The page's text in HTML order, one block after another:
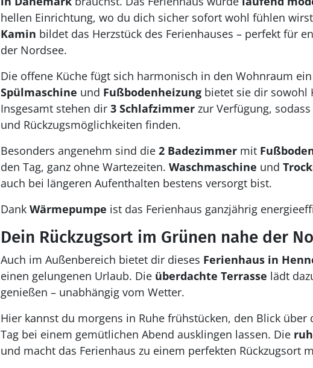
hellen Einrichtung, wo du dich sicher sofort wohl fühlen
Kamin bildet das Herzstück des Ferienhauses – perfekt für
der Nordsee.
Die offene Küche fügt sich harmonisch in den Wohnraum
Spülmaschine und Fußbodenheizungbietet sie dir sowohl
Insgesamt stehen dir 3 Schlafzimmerzur Verfügung, sodass
und Rückzugsmöglichkeiten finden.
Besonders angenehm sind die 2 Badezimmermit
den Tag, ganz ohne Wartezeiten. Waschmaschine und
auch bei längeren Aufenthalten bestens versorgt bist.
Dank Wärmepumpe ist das Ferienhaus ganzjährig
Dein Rückzugsort im Grünen nahe der
Auch im Außenbereich bietet dir dieses Ferienhaus in
einen gelungenen Urlaub. Die überdachte Terrasse lädt
genießen – unabhängig vom Wetter.
Hier kannst du morgens in Ruhe frühstücken, den Blick
Tag bei einem gemütlichen Abend ausklingen lassen. Die
und macht das Ferienhaus zu einem perfekten Rückzugsort